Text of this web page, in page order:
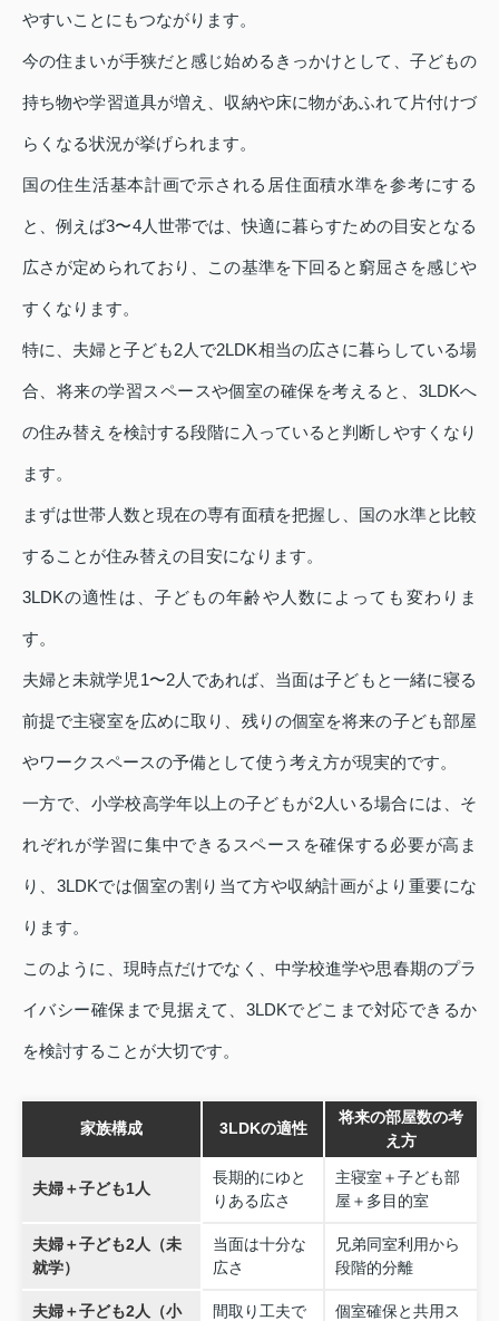
やすいことにもつながります。
今の住まいが手狭だと感じ始めるきっかけとして、子どもの
持ち物や学習道具が増え、収納や床に物があふれて片付けづ
らくなる状況が挙げられます。
国の住生活基本計画で示される居住面積水準を参考にする
と、例えば3〜4人世帯では、快適に暮らすための目安となる
広さが定められており、この基準を下回ると窮屈さを感じや
すくなります。
特に、夫婦と子ども2人で2LDK相当の広さに暮らしている場
合、将来の学習スペースや個室の確保を考えると、3LDKへ
の住み替えを検討する段階に入っていると判断しやすくなり
ます。
まずは世帯人数と現在の専有面積を把握し、国の水準と比較
することが住み替えの目安になります。
3LDKの適性は、子どもの年齢や人数によっても変わりま
す。
夫婦と未就学児1〜2人であれば、当面は子どもと一緒に寝る
前提で主寝室を広めに取り、残りの個室を将来の子ども部屋
やワークスペースの予備として使う考え方が現実的です。
一方で、小学校高学年以上の子どもが2人いる場合には、そ
れぞれが学習に集中できるスペースを確保する必要が高ま
り、3LDKでは個室の割り当て方や収納計画がより重要にな
ります。
このように、現時点だけでなく、中学校進学や思春期のプラ
イバシー確保まで見据えて、3LDKでどこまで対応できるか
を検討することが大切です。
家族構成 3LDKの適性
将来の部屋数の考
え方
夫婦＋子ども1人
長期的にゆと
りある広さ
主寝室＋子ども部
屋＋多目的室
夫婦＋子ども2人（未
就学）
当面は十分な
広さ
兄弟同室利用から
段階的分離
夫婦＋子ども2人（小 間取り工夫で 個室確保と共用ス